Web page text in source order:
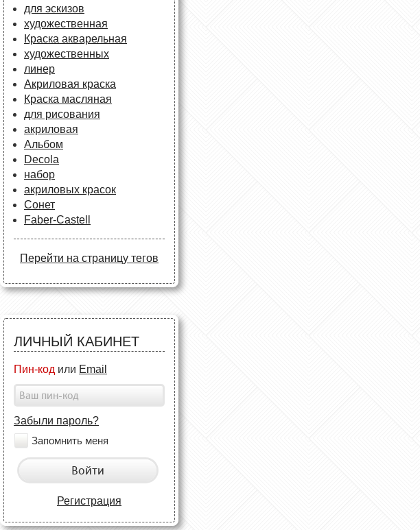
для эскизов
художественная
Краска акварельная
художественных
линер
Акриловая краска
Краска масляная
для рисования
акриловая
Альбом
Decola
набор
акриловых красок
Сонет
Faber-Castell
Перейти на страницу тегов
ЛИЧНЫЙ КАБИНЕТ
Пин-код или Email
Забыли пароль?
Запомнить меня
Войти
Регистрация